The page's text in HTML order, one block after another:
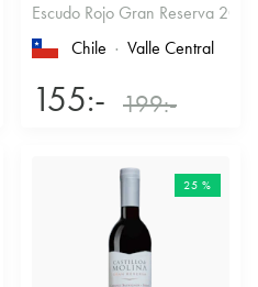
, Côtes du Rhône
Escudo Rojo Gran Reserva 2022
Chile
Valle Central
155:- 199:-
25 %